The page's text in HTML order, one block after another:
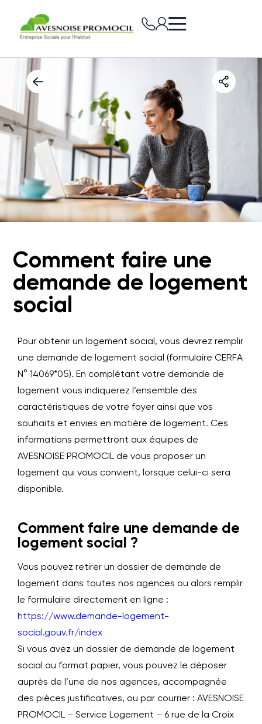
Comment faire une
demande de logement
social
Pour obtenir un logement social, vous devrez remplir
une demande de logement social (formulaire CERFA
N° 14069*05). En complétant votre demande de
logement vous indiquerez l’ensemble des
caractéristiques de votre foyer ainsi que vos
souhaits et envies en matière de logement. Ces
informations permettront aux équipes de
AVESNOISE PROMOCIL de vous proposer un
logement qui vous convient, lorsque celui-ci sera
disponible.
Comment faire une demande de
logement social ?
Vous pouvez retirer un dossier de demande de
logement dans toutes nos agences ou alors remplir
le formulaire directement en ligne :
https://www.demande-logement-
social.gouv.fr/index
Si vous avez un dossier de demande de logement
social au format papier, vous pouvez le déposer
auprès de l’une de nos agences, accompagnée
des pièces justificatives, ou par courrier : AVESNOISE
PROMOCIL – Service Logement – 6 rue de la Croix